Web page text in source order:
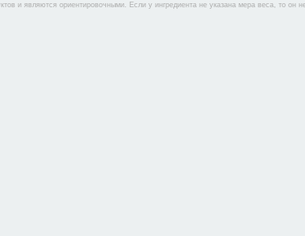
и являются ориентировочными. Если у ингредиента не указана мера веса, то он